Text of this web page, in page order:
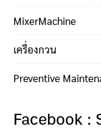
MixerMachine
เครื่องกวน
Preventive
Facebook :